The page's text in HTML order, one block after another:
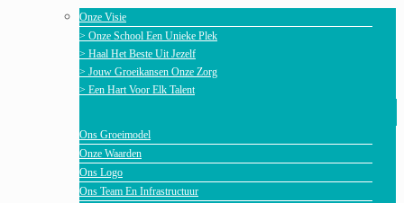
Onze Visie
> Onze School Een Unieke Plek
> Haal Het Beste Uit Jezelf
> Jouw Groeikansen Onze Zorg
> Een Hart Voor Elk Talent
Ons Groeimodel
Onze Waarden
Ons Logo
Ons Team En Infrastructuur